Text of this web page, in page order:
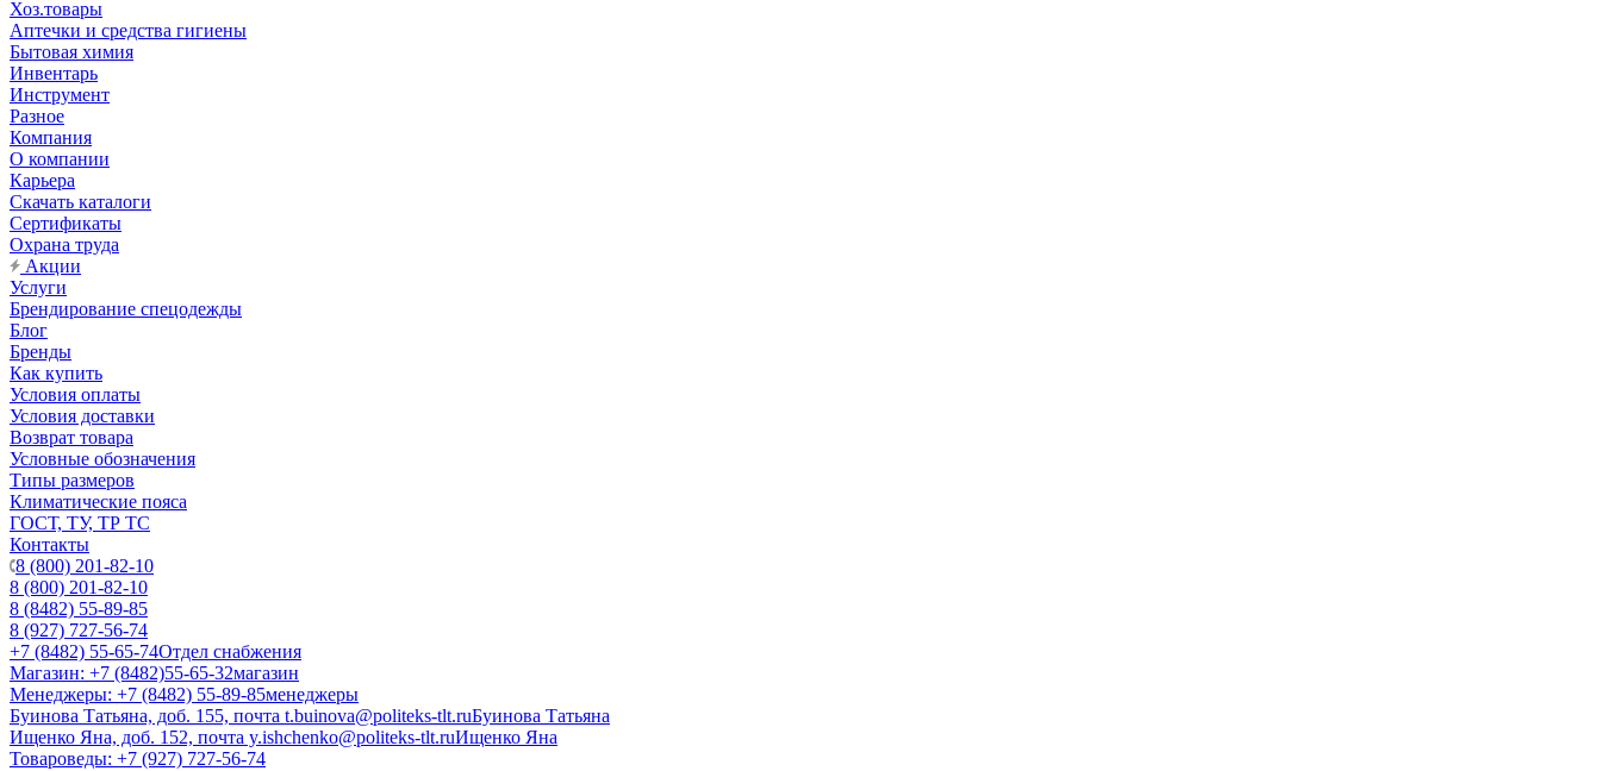
Хоз.товары
Аптечки и средства гигиены
Бытовая химия
Инвентарь
Инструмент
Разное
Компания
О компании
Карьера
Cкачать каталоги
Сертификаты
Охрана труда
Акции
Услуги
Брендирование спецодежды
Блог
Бренды
Как купить
Условия оплаты
Условия доставки
Возврат товара
Условные обозначения
Типы размеров
Климатические пояса
ГОСТ, ТУ, ТР ТС
Контакты
8 (800) 201-82-10
8 (800) 201-82-10
8 (8482) 55-89-85
8 (927) 727-56-74
+7 (8482) 55-65-74Отдел снабжения
Магазин: +7 (8482)55-65-32магазин
Менеджеры: +7 (8482) 55-89-85менеджеры
Буинова Татьяна, доб. 155, почта t.buinova@politeks-tlt.ruБуинова Татьяна
Ищенко Яна, доб. 152, почта y.ishchenko@politeks-tlt.ruИщенко Яна
Товароведы: +7 (927) 727-56-74